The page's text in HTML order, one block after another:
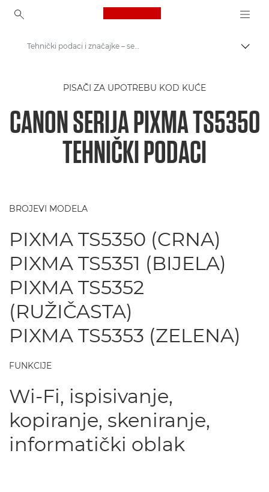
Canon Logo, back to
Pisači tvrtke Canon
Serija PIXMA TS5350 tvrtke Canon
Tehnički podaci i značajke – serija PIXMA TS5350
PISAČI ZA UPOTREBU KOD KUĆE
CANON SERIJA PIXMA TS5350
TEHNIČKI PODACI
BROJEVI MODELA
PIXMA TS5350 (CRNA)
PIXMA TS5351 (BIJELA)
PIXMA TS5352
(RUŽIČASTA)
PIXMA TS5353 (ZELENA)
FUNKCIJE
Wi-Fi, ispisivanje,
kopiranje, skeniranje,
informatički oblak